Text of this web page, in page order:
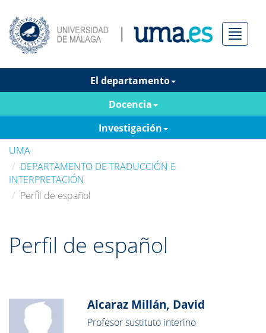
Menú
El departamento
Docencia
Investigación
UMA
DEPARTAMENTO DE TRADUCCIÓN E
INTERPRETACIÓN
Perfil de español
Perfil de español
Alcaraz Millán, David
Profesor sustituto interino